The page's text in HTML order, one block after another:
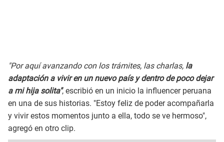
"Por aquí avanzando con los trámites, las charlas, la
adaptación a vivir en un nuevo país y dentro de poco dejar
a mi hija solita", escribió en un inicio la influencer peruana
en una de sus historias. "Estoy feliz de poder acompañarla
y vivir estos momentos junto a ella, todo se ve hermoso",
agregó en otro clip.